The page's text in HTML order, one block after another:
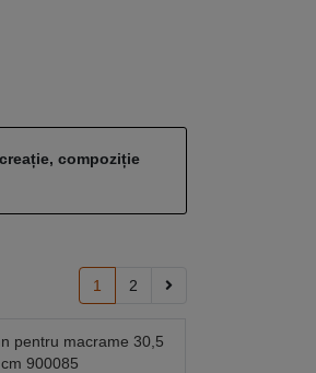
compoziție
1 2
pentru macrame 30,5
cm 900085